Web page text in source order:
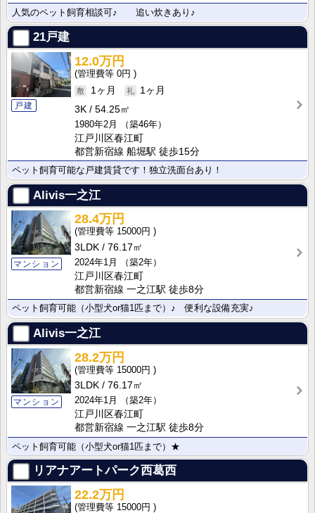
人気のペット飼育相談可♪ 追い炊きあり♪
21戸建
戸建
12.0万円
0円
1ヶ月
1ヶ月
3K
54.25㎡
1980年2月
（築46年）
江戸川区春江町
都営新宿線 船堀駅 徒歩15分
ペット飼育可能な戸建賃貸です！独立洗面台あり！
Alivis一之江
マンション
28.4万円
15000円
3LDK
76.17㎡
2024年1月
（築2年）
江戸川区春江町
都営新宿線 一之江駅 徒歩8分
ペット飼育可能（小型犬or猫1匹まで）♪ 便利な設備充実♪
Alivis一之江
マンション
28.2万円
15000円
3LDK
76.17㎡
2024年1月
（築2年）
江戸川区春江町
都営新宿線 一之江駅 徒歩8分
ペット飼育可能（小型犬or猫1匹まで）★
リアナアートパーク西葛西
22.2万円
15000円